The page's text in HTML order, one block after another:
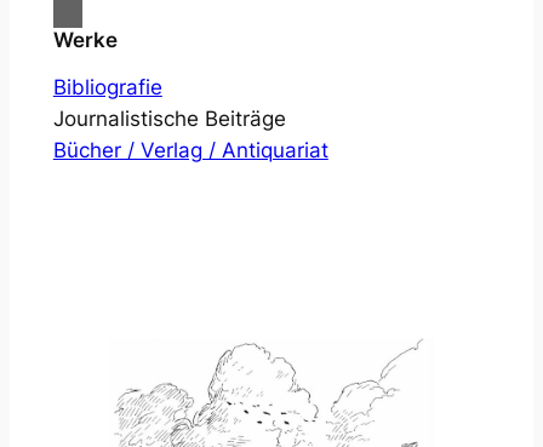
Werke
Bibliografie
Journalistische Beiträge
Bücher / Verlag / Antiquariat